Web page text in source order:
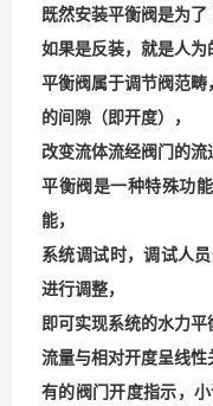
既然安装平衡阀是为了
如果是反装，就是人为
平衡阀属于调节阀范
的间隙（即开度），
改变流体流经阀门的流
平衡阀是一种特殊功
能，
系统调试时，调试人
进行调整，
即可实现系统的水力
流量与相对开度呈线性
有的阀门开度指示，